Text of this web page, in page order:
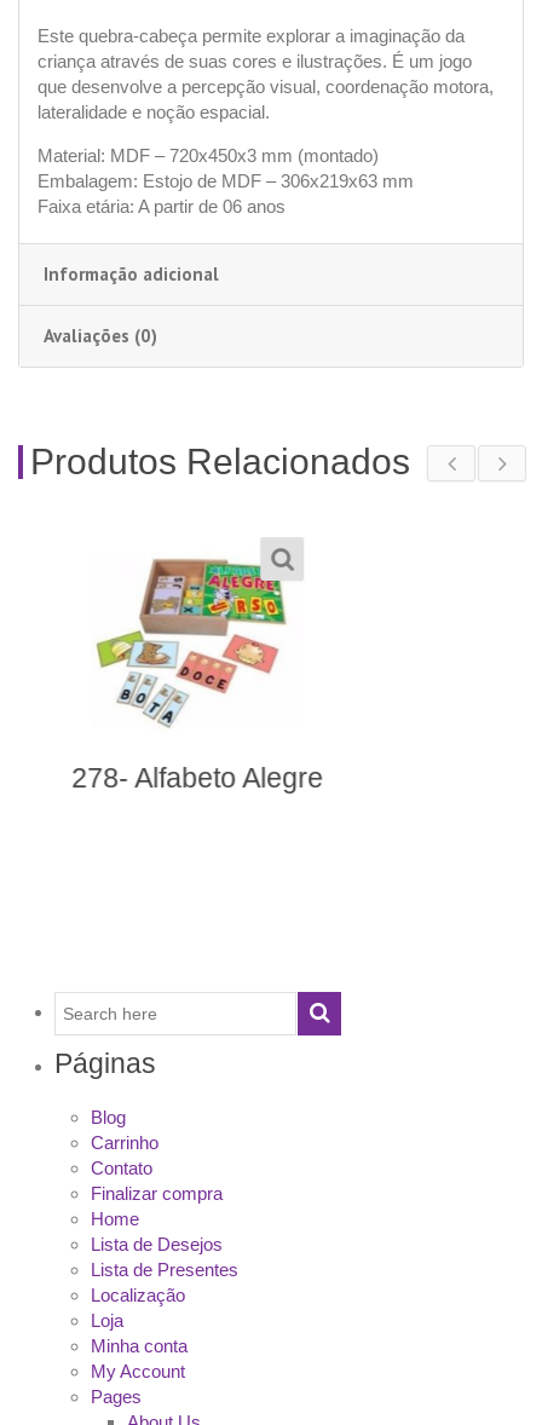
Este quebra-cabeça permite explorar a imaginação da
criança através de suas cores e ilustrações. É um jogo
que desenvolve a percepção visual, coordenação motora,
lateralidade e noção espacial.
Material: MDF – 720x450x3 mm (montado)
Embalagem: Estojo de MDF – 306x219x63 mm
Faixa etária: A partir de 06 anos
Informação adicional
Avaliações (0)
Produtos Relacionados
Animais Selvagens
Páginas
Blog
Carrinho
Contato
Finalizar compra
Home
Lista de Desejos
Lista de Presentes
Localização
Loja
Minha conta
My Account
Pages